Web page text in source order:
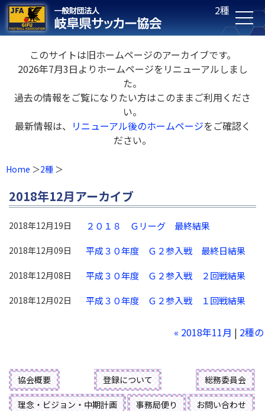
2種
このサイトは旧ホームページのアーカイブです。
2026年7月3日よりホームページをリニューアルしまし
た。
過去の情報をご覧になりたい方はこのままご利用くださ
い。
最新情報は、 リニューアル後のホームページをご確認く
ださい。
Home 2種
2018年12月アーカイブ
2018年12月19日 ２０１８ Ｇリーグ 最終結果
2018年12月09日 平成３０年度 Ｇ２参入戦 最終日結果
2018年12月08日 平成３０年度 Ｇ２参入戦 ２回戦結果
2018年12月02日 平成３０年度 Ｇ２参入戦 １回戦結果
« 2018年11月 | 2種
協会概要 登録について 総務委員会
理念・ビジョン・中期計画 事務局便り お問い合わせ